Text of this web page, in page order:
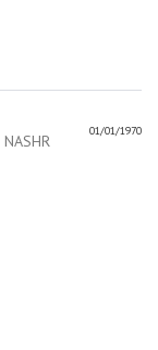
01/01/1970
NASHR